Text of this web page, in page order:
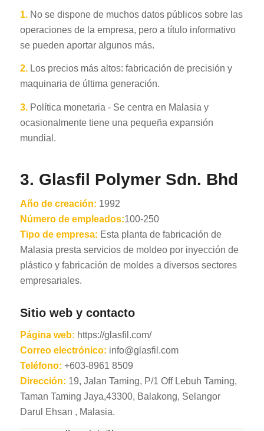
1.No se dispone de muchos datos públicos sobre las
operaciones de la empresa, pero a título informativo
se pueden aportar algunos más.
2.Los precios más altos: fabricación de precisión y
maquinaria de última generación.
3.Política monetaria - Se centra en Malasia y
ocasionalmente tiene una pequeña expansión
mundial.
3. Glasfil Polymer Sdn. Bhd
Año de creación: 1992
Número de empleados:100-250
Tipo de empresa: Esta planta de fabricación de
Malasia presta servicios de moldeo por inyección de
plástico y fabricación de moldes a diversos sectores
empresariales.
Sitio web y contacto
Página web: https://glasfil.com/
Correo electrónico: info@glasfil.com
Teléfono: +603-8961 8509
Dirección: 19, Jalan Taming, P/1 Off Lebuh Taming,
Taman Taming Jaya,43300, Balakong, Selangor
Darul Ehsan , Malasia.